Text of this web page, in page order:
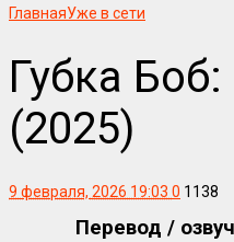
ГлавнаяУже в сети
Губка
(2025)
9 февраля, 2026 19:03 0 1138
Перевод /